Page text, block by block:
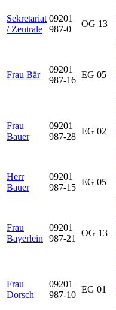
Sekretariat
/ Zentrale
09201
987-0
OG 13
Frau Bär
09201
987-16
EG 05
Frau
Bauer
09201
987-28
EG 02
Herr
Bauer
09201
987-15
EG 05
Frau
Bayerlein
09201
987-21
OG 13
Frau
Dorsch
09201
987-10
EG 01